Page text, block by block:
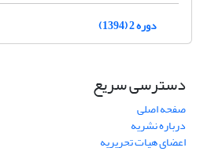
دوره 2 (1394)
دسترسی سریع
صفحه اصلی
درباره نشریه
اعضای هیات تحریریه